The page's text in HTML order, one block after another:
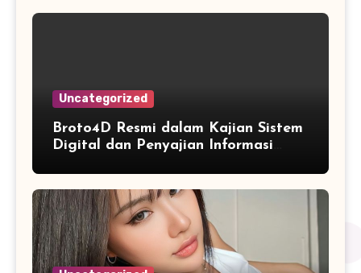
Uncategorized
Broto4D Resmi dalam Kajian Sistem
Digital dan Penyajian Informasi